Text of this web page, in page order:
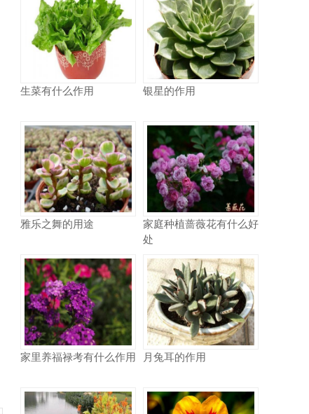
生菜有什么作用 银星的作用
雅乐之舞的用途
家庭种植蔷薇花有什么好
处
家里养福禄考有什么作用 月兔耳的作用